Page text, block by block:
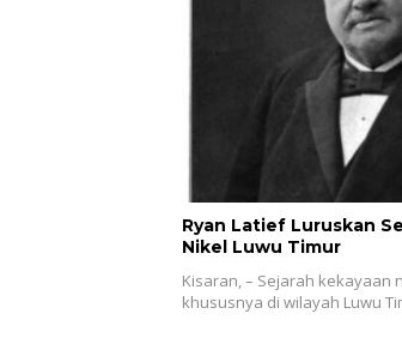
Ryan Latief Luruskan
Nikel Luwu Timur
Kisaran, – Sejarah kekayaan
khususnya di wilayah Luwu